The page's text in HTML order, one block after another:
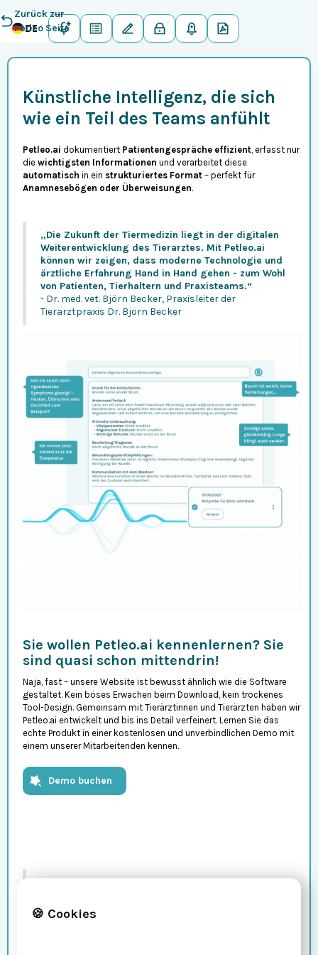
DE
Künstliche Intelligenz, die sich
wie ein Teil des Teams anfühlt
Petleo.ai dokumentiert Patientengespräche effizient, erfasst nur
die wichtigsten Informationen und verarbeitet diese
automatisch in ein strukturiertes Format – perfekt für
Anamnesebögen oder Überweisungen.
„Die Zukunft der Tiermedizin liegt in der digitalen
Weiterentwicklung des Tierarztes. Mit Petleo.ai
können wir zeigen, dass moderne Technologie und
ärztliche Erfahrung Hand in Hand gehen - zum Wohl
von Patienten, Tierhaltern und Praxisteams.“
- Dr. med. vet. Björn Becker, Praxisleiter der
Tierarztpraxis Dr. Björn Becker
Sie wollen Petleo.ai kennenlernen? Sie
sind quasi schon mittendrin!
Naja, fast – unsere Website ist bewusst ähnlich wie die Software
gestaltet. Kein böses Erwachen beim Download, kein trockenes
Tool-Design. Gemeinsam mit Tierärztinnen und Tierärzten haben wir
Petleo.ai entwickelt und bis ins Detail verfeinert. Lernen Sie das
echte Produkt in einer kostenlosen und unverbindlichen Demo mit
einem unserer Mitarbeitenden kennen.
Demo buchen
„Mit Petleo.ai sparen Praxen schon heute bis zu
Features wie die automatisierten Versandnotizen
erleichtern wir den Praxisalltag spürbar – und wir
Zurück zur
Petleo Seite
🍪 Cookies